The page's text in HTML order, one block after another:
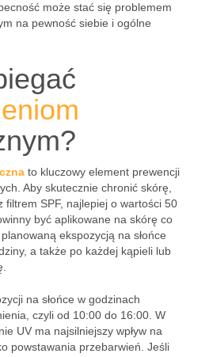
może stać się problemem
na pewność siebie i ogólne
to kluczowy element prewencji
Aby skutecznie chronić skórę,
filtrem SPF, najlepiej o wartości 50
być aplikowane na skórę co
ekspozycją na słońce
a także po każdej kąpieli lub
na słońce w godzinach
czyli od 10:00 do 16:00. W
UV ma najsilniejszy wpływ na
powstawania przebarwień. Jeśli